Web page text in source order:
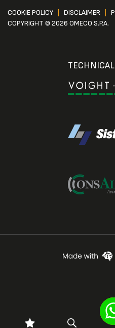
COOKIE POLICY DISCLAIMER
COPYRIGHT © 2026 OMECO S.P.A.